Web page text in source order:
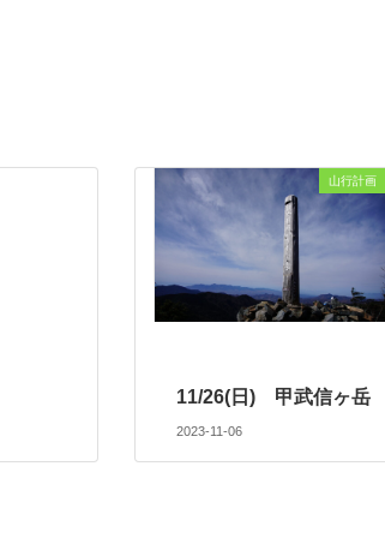
山行計画
11/26(日) 甲武信ヶ岳
2023-11-06